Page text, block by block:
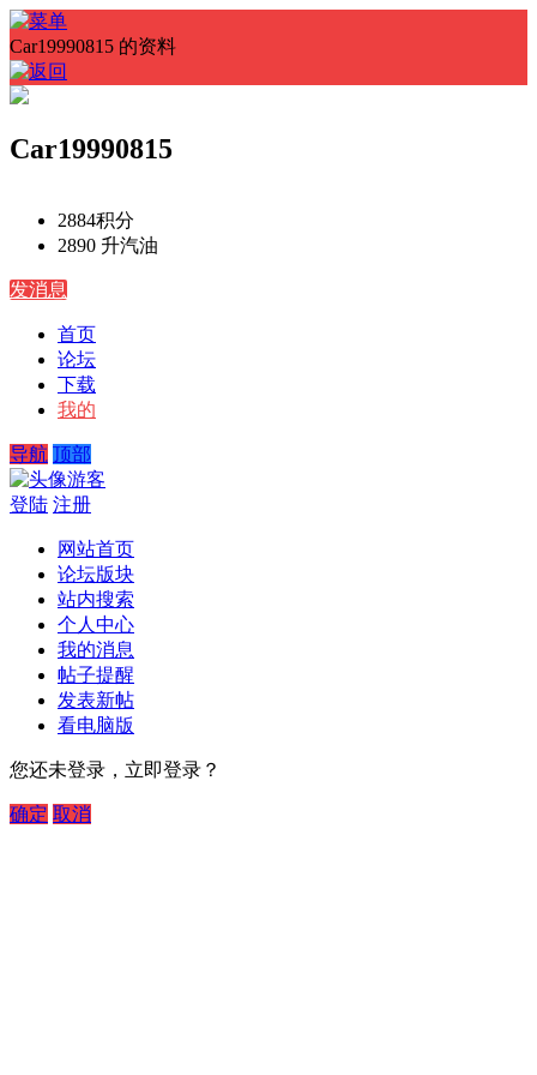
Car19990815 的资料
Car19990815
2884积分
2890 升汽油
发消息
首页
论坛
下载
我的
导航 顶部
游客
登陆 注册
网站首页
论坛版块
站内搜索
个人中心
我的消息
帖子提醒
发表新帖
看电脑版
您还未登录，立即登录？
确定 取消